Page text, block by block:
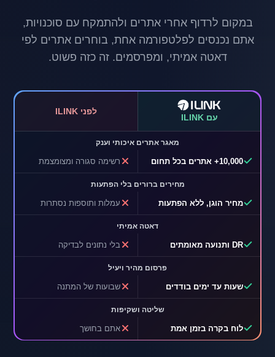
במקום לרדוף אחרי אתרים ולהתמקח עם סוכנויות,
אתם נכנסים לפלטפורמה אחת, בוחרים אתרים לפי
דאטה אמיתי, ומפרסמים. זה כזה פשוט.
עם ILINK
לפני ILINK
מאגר אתרים איכותי וענק
10,000+ אתרים בכל תחום רשימה סגורה ומצומצמת
מחירים ברורים בלי הפתעות
מחיר הוגן, ללא הפתעות עמלות ותוספות נסתרות
דאטה אמיתי
DR ותנועה מאומתים בלי נתונים לבדיקה
פרסום מהיר ויעיל
שעות עד ימים בודדים שבועות של המתנה
שליטה ושקיפות
לוח בקרה בזמן אמת אתם בחושך